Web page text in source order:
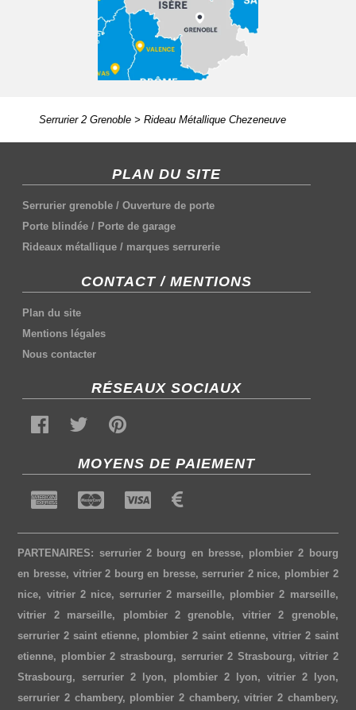
Serrurier 2 Grenoble> Rideau Métallique Chezeneuve
PLAN DU SITE
Serrurier grenoble /Ouverture de porte
Porte blindée / Porte de garage
Rideaux métallique / marques serrurerie
CONTACT / MENTIONS
Plan du site
Mentions légales
Nous contacter
RÉSEAUX SOCIAUX
MOYENS DE PAIEMENT
PARTENAIRES: serrurier 2 bourg en bresse, plombier 2 bourg
en bresse, vitrier 2 bourg en bresse,serrurier 2 nice, plombier 2
nice, vitrier 2 nice, serrurier 2 marseille, plombier 2 marseille,
vitrier 2 marseille, plombier 2 grenoble, vitrier 2 grenoble,
serrurier 2 saint etienne, plombier 2 saint etienne, vitrier 2 saint
etienne, plombier 2 strasbourg, serrurier 2 Strasbourg,vitrier 2
Strasbourg,serrurier 2 lyon, plombier 2 lyon, vitrier 2 lyon,
serrurier 2 chambery, plombier 2 chambery,vitrier 2 chambery,